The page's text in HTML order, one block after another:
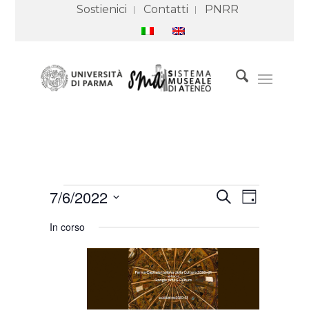
Sostienici Contatti PNRR
Eventi
for
2022
Eventi
Ricerca
Navigazione
CercaEvento
Viste
Giorno
7/6/2022
In corso